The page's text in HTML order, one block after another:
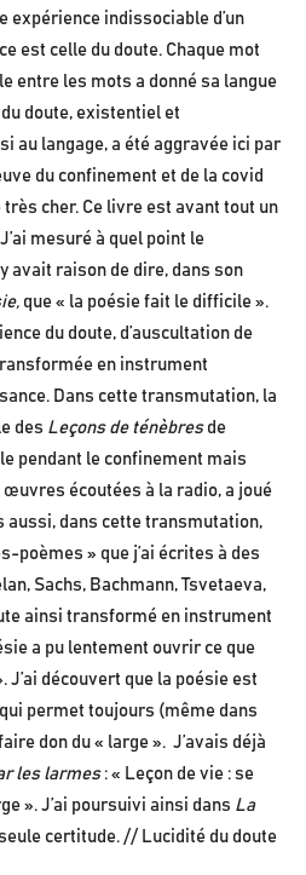
expérience indissociable d’un
est celle du doute. Chaque mot
entre les mots a donné sa langue
doute, existentiel et
au langage, a été aggravée ici par
du confinement et de la covid
très cher. Ce livre est avant tout un
mesuré à quel point le
avait raison de dire, dans son
que « la poésie fait le difficile ».
du doute, d’auscultation de
en instrument
Dans cette transmutation, la
des Leçons de ténèbres de
pendant le confinement mais
écoutées à la radio, a joué
aussi, dans cette transmutation,
poèmes » que j’ai écrites à des
Sachs, Bachmann, Tsvetaeva,
ainsi transformé en instrument
a pu lentement ouvrir ce que
J’ai découvert que la poésie est
permet toujours (même dans
don du « large ». J’avais déjà
les larmes : « Leçon de vie : se
». J’ai poursuivi ainsi dans La
seule certitude. // Lucidité du doute